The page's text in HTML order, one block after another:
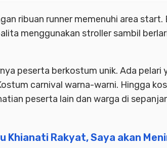
ribuan runner memenuhi area start.
menggunakan stroller sambil
peserta berkostum unik. Ada pelari
carnival warna-warni. Hingga
peserta lain dan warga di
Khianati Rakyat, Saya akan